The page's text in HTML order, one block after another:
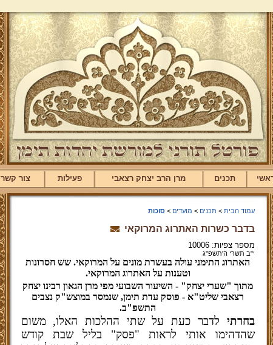
תכנים מרן הרב יצחק רצאבי פעילות צור קשר
עמוד הבית > תכנים > מועדים > סוכות
בדבר כשרות האתרוג המרוקאי
מספר צפיות: 10006
י"ב תשרי ה'תשפ''ג
האתרוג התימני עולה בעשרת מונים על המרוקאי. שש חסרונות
וטענות על האתרוג המרוקאי.
מתוך "שערי יצחק" - השיעור השבועי מפי מרן הגאון רבינו יצחק
רצאבי שליט"א - פוסק עדת תימן, שנמסר במוצש"ק נצבים
התשפ"ב.
בחרתי לדבר כעת על שתי ההלכות האלו, משום
שהדהימו אותי לראות "פסק" בליל שבת קודש